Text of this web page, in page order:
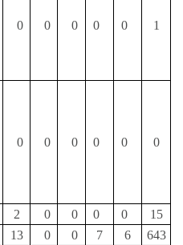
0 0 0 0 0 1
0 0 0 0 0 0
2 0 0 0 0
15
13 0 0 7 6
643